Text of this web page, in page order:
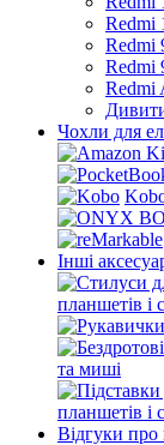
Redmi
Redmi
Redmi
Redmi
Чохли для
Інші
планшетів і
та миші
планшетів і
Відгуки про